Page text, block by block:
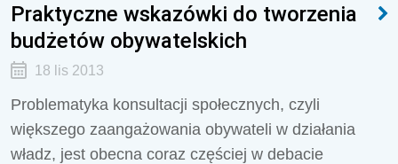
Praktyczne wskazówki do tworzenia
budżetów obywatelskich
18 lis 2013
Problematyka konsultacji społecznych, czyli
większego zaangażowania obywateli w działania
władz, jest obecna coraz częściej w debacie